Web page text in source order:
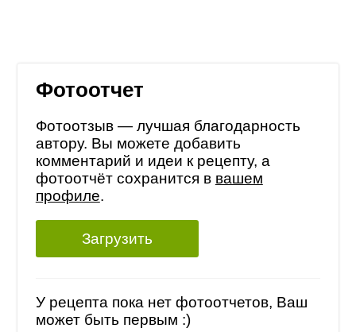
Фотоотчет
Фотоотзыв — лучшая благодарность
автору. Вы можете добавить
комментарий и идеи к рецепту, а
фотоотчёт сохранится в вашем
профиле.
Загрузить
У рецепта пока нет фотоотчетов, Ваш
может быть первым :)